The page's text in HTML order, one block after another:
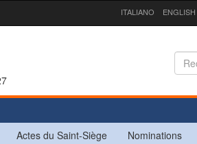
ITALIANO ENGLISH
Actes du Saint-Siège Nominations